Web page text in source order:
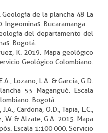
Geología de la plancha 48 La
Ingeominas. Bucaramanga.
del departamento del
Bogotá.
K. 2019. Mapa geológico
Geológico Colombiano.
Lozano, L.A. & García, G.D.
53 Magangué. Escala
Bogotá.
Cardona, O.D., Tapia, L.C.,
W. & Alzate, G.A. 2015. Mapa
Escala 1:100 000. Servicio